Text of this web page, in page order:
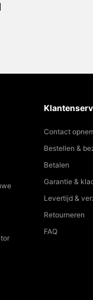
Bestellen &
Betalen
Garantie &
Levertijd &
Retourneren
FAQ